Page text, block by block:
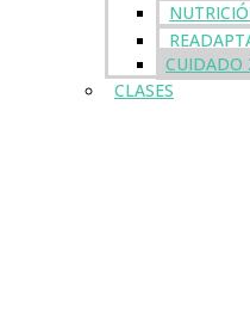
CUIDADO
CLASES